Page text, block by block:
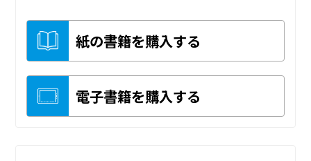
紙の書籍を購入する
電子書籍を購入する